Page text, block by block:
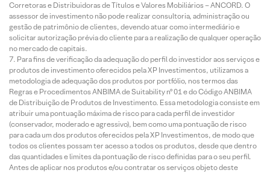
Corretoras e Distribuidoras de Títulos e Valores Mobiliários – ANCORD. O
assessor de investimento não pode realizar consultoria, administração ou
gestão de patrimônio de clientes, devendo atuar como intermediário e
solicitar autorização prévia do cliente para a realização de qualquer operação
no mercado de capitais.
Para fins de verificação da adequação do perfil do investidor aos serviços e
produtos de investimento oferecidos pela XP Investimentos, utilizamos a
metodologia de adequação dos produtos por portfólio, nos termos das
Regras e Procedimentos ANBIMA de Suitability nº 01 e do Código ANBIMA
de Distribuição de Produtos de Investimento. Essa metodologia consiste em
atribuir uma pontuação máxima de risco para cada perfil de investidor
(conservador, moderado e agressivo), bem como uma pontuação de risco
para cada um dos produtos oferecidos pela XP Investimentos, de modo que
todos os clientes possam ter acesso a todos os produtos, desde que dentro
das quantidades e limites da pontuação de risco definidas para o seu perfil.
Antes de aplicar nos produtos e/ou contratar os serviços objeto deste